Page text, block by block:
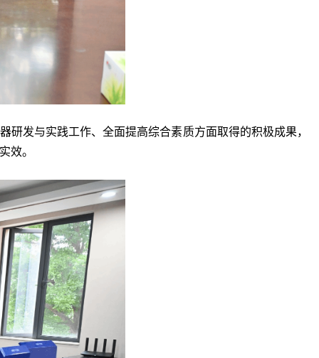
研发与实践工作、全面提高综合素质方面取得的积极成果，
效。